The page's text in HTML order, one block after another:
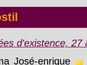
d'existence,
José-enrique